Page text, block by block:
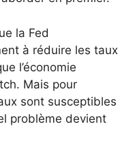
la Fed
à réduire les taux
l’économie
Mais pour
sont susceptibles
problème devient